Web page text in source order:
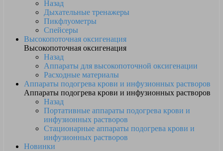
Назад
Дыхательные тренажеры
Пикфлуометры
Спейсеры
Высокопоточная оксигенация
Высокопоточная оксигенация
Назад
Аппараты для высокопоточной оксигенации
Расходные материалы
Аппараты подогрева крови и инфузионных растворов
Аппараты подогрева крови и инфузионных растворов
Назад
Портативные аппараты подогрева крови и
инфузионных растворов
Стационарные аппараты подогрева крови и
инфузионных растворов
Новинки